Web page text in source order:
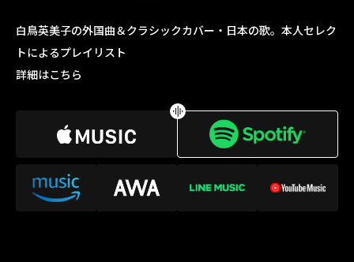
白鳥英美子の外国曲＆クラシックカバー・日本の歌。本人セレク
トによるプレイリスト
詳細はこちら